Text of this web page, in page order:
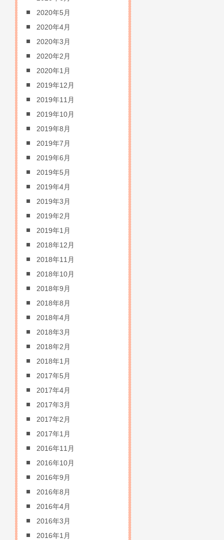
2020年5月
2020年4月
2020年3月
2020年2月
2020年1月
2019年12月
2019年11月
2019年10月
2019年8月
2019年7月
2019年6月
2019年5月
2019年4月
2019年3月
2019年2月
2019年1月
2018年12月
2018年11月
2018年10月
2018年9月
2018年8月
2018年4月
2018年3月
2018年2月
2018年1月
2017年5月
2017年4月
2017年3月
2017年2月
2017年1月
2016年11月
2016年10月
2016年9月
2016年8月
2016年4月
2016年3月
2016年1月